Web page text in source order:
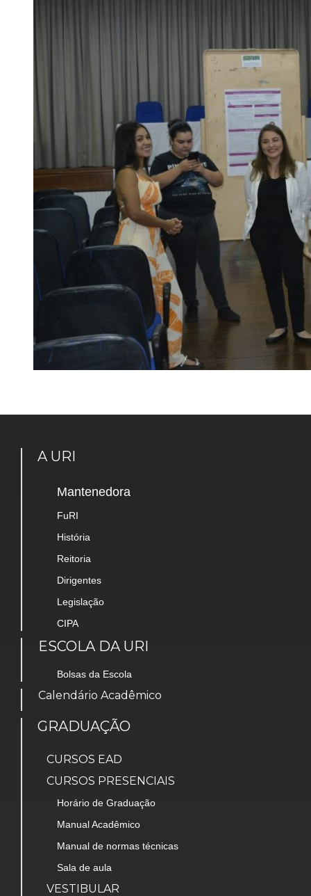
A URI
Mantenedora
FuRI
História
Reitoria
Dirigentes
Legislação
CIPA
ESCOLA DA URI
Bolsas da Escola
Calendário Acadêmico
GRADUAÇÃO
CURSOS EAD
CURSOS PRESENCIAIS
Horário de Graduação
Manual Acadêmico
Manual de normas técnicas
Sala de aula
VESTIBULAR